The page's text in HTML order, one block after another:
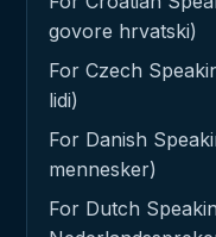
govore hrvatski)
For Czech
lidi)
For Danish
mennesker)
For Dutch